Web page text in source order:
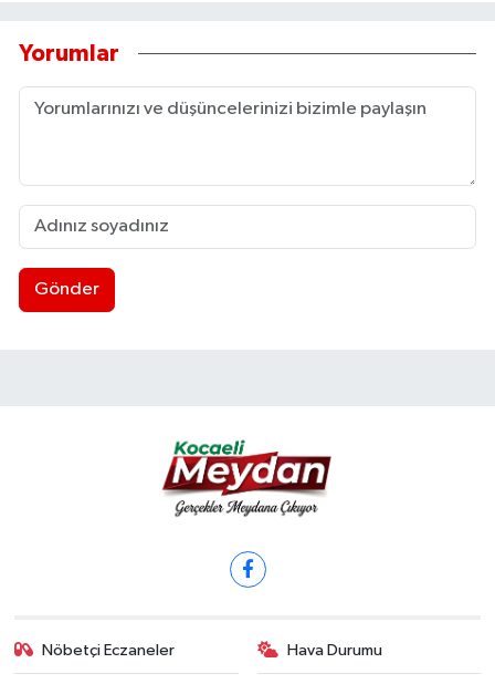
Yorumlar
Gönder
Nöbetçi Eczaneler Hava Durumu